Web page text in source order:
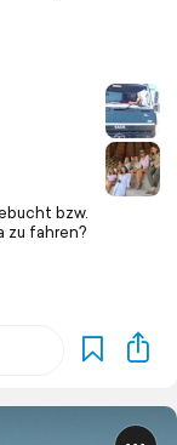
bzw.
zu fahren?